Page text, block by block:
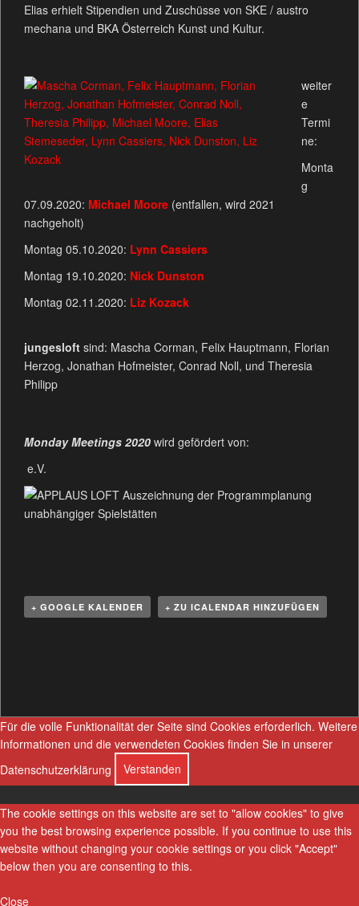
Elias erhielt Stipendien und Zuschüsse von SKE / austro
mechana und BKA Österreich Kunst und Kultur.
weiter
e
Termi
ne:
Monta
g
07.09.2020: Michael Moore (entfallen, wird 2021
nachgeholt)
Montag 05.10.2020: Lynn Cassiers
Montag 19.10.2020: Nick Dunston
Montag 02.11.2020: Liz Kozack
jungesloftsind: Mascha Corman, Felix Hauptmann, Florian
Herzog, Jonathan Hofmeister, Conrad Noll, und Theresia
Philipp
Monday Meetings 2020 wird gefördert von:
e.V.
+ GOOGLE KALENDER + ZU ICALENDAR HINZUFÜGEN
n
s
a
t
u
n
g
Für die volle Funktionalität der Seite sind Cookies erforderlich. Weitere
Informationen und die verwendeten Cookies finden Sie in unserer
Datenschutzerklärung
Verstanden
The cookie settings on this website are set to "allow cookies" to give
you the best browsing experience possible. If you continue to use this
website without changing your cookie settings or you click "Accept"
below then you are consenting to this.
Close